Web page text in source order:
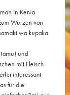
in Kenia
Würzen von
wa kupaka
und
mit Fleisch-
interessant
für die